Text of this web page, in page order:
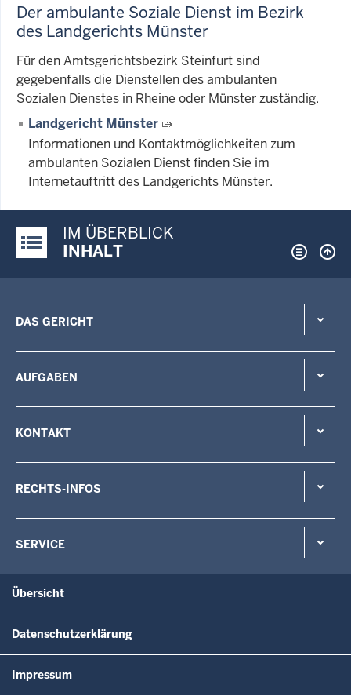
Der ambulante Soziale Dienst im Bezirk
des Landgerichts Münster
Für den Amtsgerichtsbezirk Steinfurt sind
gegebenfalls die Dienstellen des ambulanten
Sozialen Dienstes in Rheine oder Münster zuständig.
Landgericht Münster
Informationen und Kontaktmöglichkeiten zum
ambulanten Sozialen Dienst finden Sie im
Internetauftritt des Landgerichts Münster.
Justiz-Portal im Überblick:
IM ÜBERBLICK
INHALT
DAS GERICHT
AUFGABEN
KONTAKT
RECHTS-INFOS
SERVICE
Übersicht
Datenschutzerklärung
Impressum